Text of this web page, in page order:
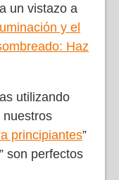
un vistazo a
y el
Haz
utilizando
nuestros
principiantes”
” son perfectos